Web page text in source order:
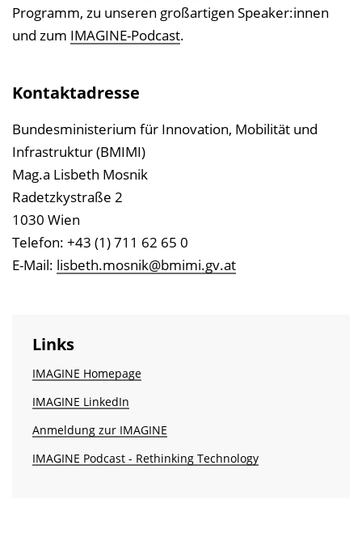
Programm, zu unseren großartigen Speaker:innen
und zum IMAGINE-Podcast.
Kontaktadresse
Bundesministerium für Innovation, Mobilität und
Infrastruktur (BMIMI)
Mag.a Lisbeth Mosnik
Radetzkystraße 2
1030 Wien
Telefon: +43 (1) 711 62 65 0
E-Mail: lisbeth.mosnik@bmimi.gv.at
Links
IMAGINE Homepage
IMAGINE LinkedIn
Anmeldung zur IMAGINE
IMAGINE Podcast - Rethinking Technology